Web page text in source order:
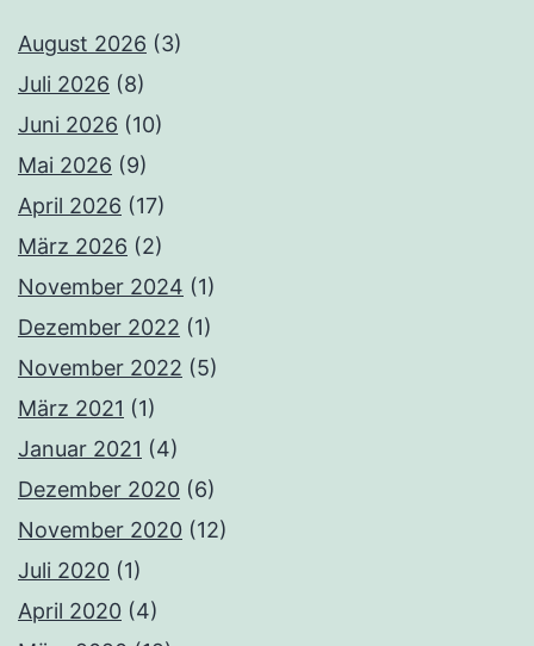
August 2026 (3)
Juli 2026 (8)
Juni 2026 (10)
Mai 2026 (9)
April 2026 (17)
März 2026 (2)
November 2024 (1)
Dezember 2022 (1)
November 2022 (5)
März 2021 (1)
Januar 2021 (4)
Dezember 2020 (6)
November 2020 (12)
Juli 2020 (1)
April 2020 (4)